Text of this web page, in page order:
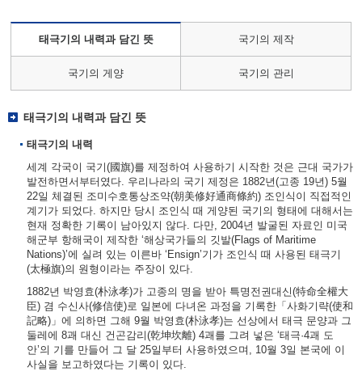
태극기의 내력과 담긴 뜻 국기의 제작
국기의 게양 국기의 관리
태극기의 내력과 담긴 뜻
태극기의 내력
세계 각국이 국기(國旗)를 제정하여 사용하기 시작한 것은 근대 국가가
발전하면서부터였다. 우리나라의 국기 제정은 1882년(고종 19년) 5월
22일 체결된 조미수호통상조약(朝美修好通商條約) 조인식이 직접적인
계기가 되었다. 하지만 당시 조인식 때 게양된 국기의 형태에 대해서는
현재 정확한 기록이 남아있지 않다. 다만, 2004년 발굴된 자료인 미국
해군부 항해국이 제작한 ‘해상국가들의 깃발(Flags of Maritime
Nations)’에 실려 있는 이른바 ‘Ensign’기가 조인식 때 사용된 태극기
(太極旗)의 원형이라는 주장이 있다.
1882년 박영효(朴泳孝)가 고종의 명을 받아 특명전권대신(特命全權大
臣) 겸 수신사(修信使)로 일본에 다녀온 과정을 기록한「사화기략(使和
記略)」에 의하면 그해 9월 박영효(朴泳孝)는 선상에서 태극 문양과 그
둘레에 8괘 대신 건곤감리(乾坤坎離) 4괘를 그려 넣은 ‘태극·4괘 도
안’의 기를 만들어 그 달 25일부터 사용하였으며, 10월 3일 본국에 이
사실을 보고하였다는 기록이 있다.